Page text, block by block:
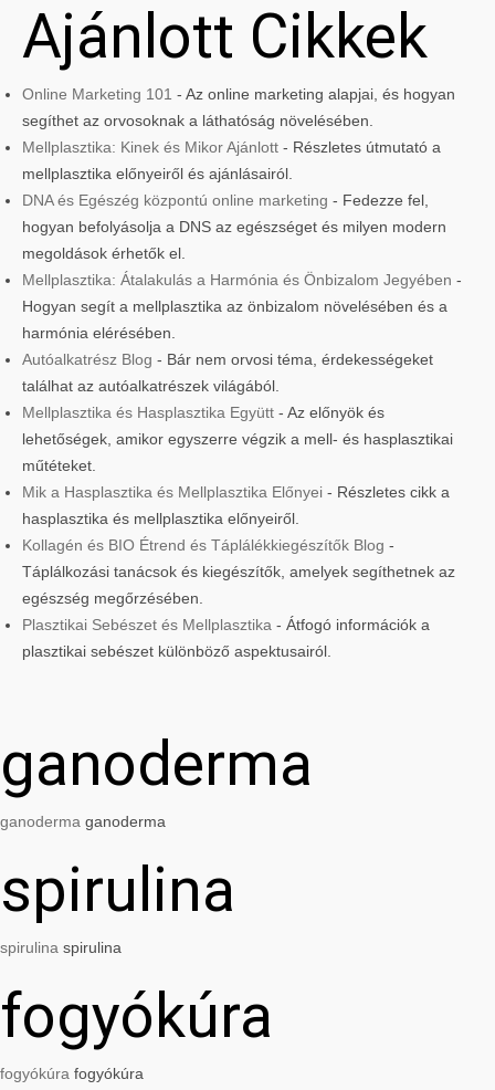
Ajánlott Cikkek
Online Marketing 101 - Az online marketing alapjai, és hogyan
segíthet az orvosoknak a láthatóság növelésében.
Mellplasztika: Kinek és Mikor Ajánlott - Részletes útmutató a
mellplasztika előnyeiről és ajánlásairól.
DNA és Egészég központú online marketing - Fedezze fel,
hogyan befolyásolja a DNS az egészséget és milyen modern
megoldások érhetők el.
Mellplasztika: Átalakulás a Harmónia és Önbizalom Jegyében -
Hogyan segít a mellplasztika az önbizalom növelésében és a
harmónia elérésében.
Autóalkatrész Blog - Bár nem orvosi téma, érdekességeket
találhat az autóalkatrészek világából.
Mellplasztika és Hasplasztika Együtt - Az előnyök és
lehetőségek, amikor egyszerre végzik a mell- és hasplasztikai
műtéteket.
Mik a Hasplasztika és Mellplasztika Előnyei - Részletes cikk a
hasplasztika és mellplasztika előnyeiről.
Kollagén és BIO Étrend és Táplálékkiegészítők Blog -
Táplálkozási tanácsok és kiegészítők, amelyek segíthetnek az
egészség megőrzésében.
Plasztikai Sebészet és Mellplasztika - Átfogó információk a
plasztikai sebészet különböző aspektusairól.
ganoderma
ganoderma ganoderma
spirulina
spirulina spirulina
fogyókúra
fogyókúra fogyókúra